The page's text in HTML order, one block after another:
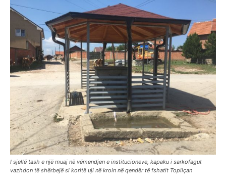
I sjellë tash e një muaj në vëmendjen e institucioneve, kapaku i sarkofagut
vazhdon të shërbejë si koritë uji në kroin në qendër të fshatit Topliçan